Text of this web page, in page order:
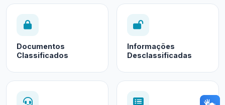
Documentos
Classificados
Informações
Desclassificadas